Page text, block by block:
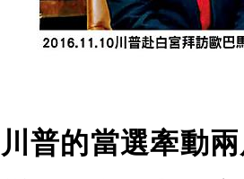
川普的當選牽動